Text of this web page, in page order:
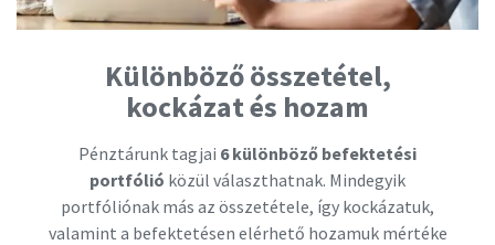
Különböző összetétel,
kockázat és hozam
Pénztárunk tagjai 6 különböző befektetési
portfólió közül választhatnak. Mindegyik
portfóliónak más az összetétele, így kockázatuk,
valamint a befektetésen elérhető hozamuk mértéke